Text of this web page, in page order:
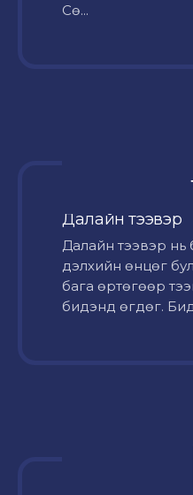
Сө...
Далайн тээвэр
Далайн тээвэр нь
дэлхийн өнцөг
бага өртөгөөр
бидэнд өгдөг.